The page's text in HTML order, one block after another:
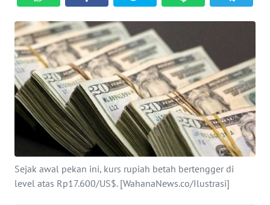
Sejak awal pekan ini, kurs rupiah betah bertengger di
level atas Rp17.600/US$. [WahanaNews.co/Ilustrasi]
EKUIN
SAINS-TEKNO
KESEHATAN
INTERNASIONAL
SERBA-SERBI
PENDIDIKAN